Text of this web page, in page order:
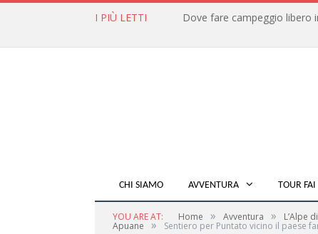
I PIÙ LETTI
CHI SIAMO AVVENTURA TOUR
YOU ARE AT: Home » Avventura » L’Alpe
Apuane » Sentiero per Puntato vicino il paese